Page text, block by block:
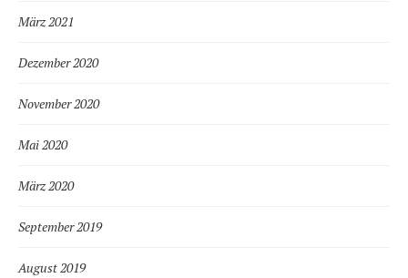
März 2021
Dezember 2020
November 2020
Mai 2020
März 2020
September 2019
August 2019